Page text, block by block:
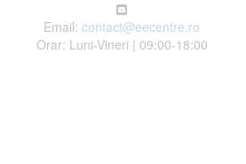
Email: contact@eecentre.ro
Orar: Luni-Vineri | 09:00-18:00